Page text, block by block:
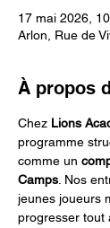
17 mai 2026,
Arlon, Rue de
À propos
Chez Lions
programme
comme un
Camps . Nos
jeunes joueurs
progresser tout